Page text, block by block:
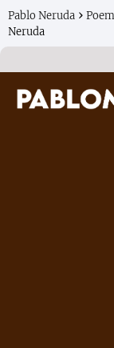
Pablo Neruda
Neruda